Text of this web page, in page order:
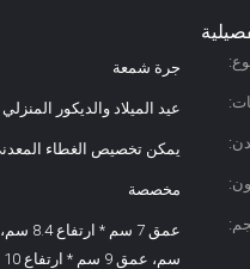
جرة شمعة
عيد الميلاد والديكور المنزلي
يمكن تخصيص الغطاء
مخصصة
سم، عمق 9 سم * ارتفاع 10 م